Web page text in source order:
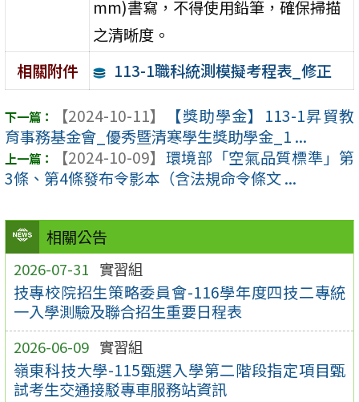
相關公告
2026-07-31 實習組
技專校院招生策略委員會-116學年度四技二專統
一入學測驗及聯合招生重要日程表
2026-06-09 實習組
嶺東科技大學-115甄選入學第二階段指定項目甄
試考生交通接駁專車服務站資訊
mm)書寫，不得使用鉛筆，確保掃描
之清晰度。
相關附件
113-1職科統測模擬考程表_修正
【2024-10-11】
【獎助學金】113-1昇貿教
育事務基金會_優秀暨清寒學生獎助學金_1 ...
【2024-10-09】 環境部「空氣品質標準」第
3條、第4條發布令影本（含法規命令條文 ...